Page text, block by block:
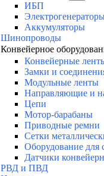
ИБП
Аккумуляторы
Шинопроводы
Конвейерное
Конвейерные
Замки и
Модульные ленты
Направляющие и
Цепи
Мотор-барабаны
Приводные ремни
Сетки
Оборудование для
Датчики
РВД и ПВД